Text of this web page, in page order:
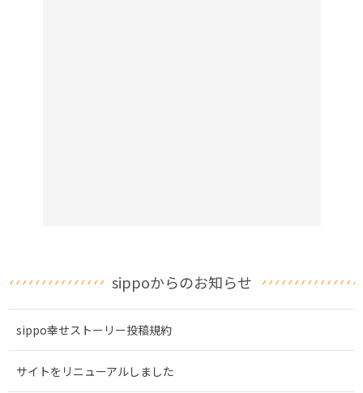
sippoからのお知らせ
sippo幸せストーリー投稿規約
サイトをリニューアルしました